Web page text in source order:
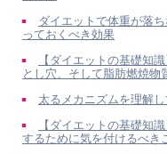
ダイエットで体重が落
っておくべき効果
【ダイエットの基礎知
とし穴、そして脂肪燃焼物
太るメカニズムを理解
【ダイエットの基礎知
するために気を付けるべき